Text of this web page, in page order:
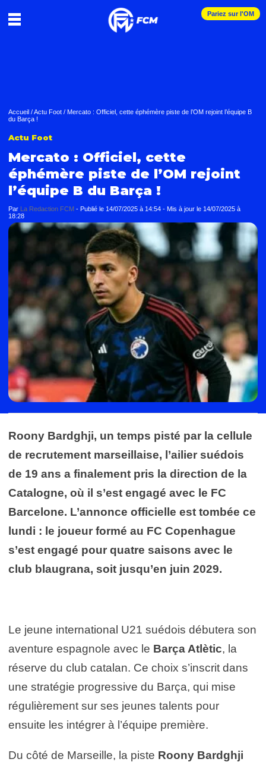
Pariez sur l'OM
Accueil /Actu Foot / Mercato : Officiel, cette éphémère piste de l’OM rejoint l’équipe B
du Barça !
Actu Foot
Mercato : Officiel, cette
éphémère piste de l’OM rejoint
l’équipe B du Barça !
Par La Redaction FCM - Publié le 14/07/2025 à 14:54 - Mis à jour le 14/07/2025 à
18:28
Roony Bardghji, un temps pisté par la cellule
de recrutement marseillaise, l’ailier suédois
de 19 ans a finalement pris la direction de la
Catalogne, où il s’est engagé avec le FC
Barcelone. L’annonce officielle est tombée ce
lundi : le joueur formé au FC Copenhague
s’est engagé pour quatre saisons avec le
club blaugrana, soit jusqu’en juin 2029.
Le jeune international U21 suédois débutera son
aventure espagnole avec le Barça Atlètic, la
réserve du club catalan. Ce choix s’inscrit dans
une stratégie progressive du Barça, qui mise
régulièrement sur ses jeunes talents pour
ensuite les intégrer à l’équipe première.
Du côté de Marseille, la piste Roony Bardghji